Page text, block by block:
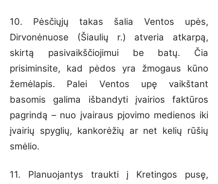
10. Pėsčiųjų takas šalia Ventos upės,
Dirvonėnuose (Šiaulių r.) atveria atkarpą,
skirtą pasivaikščiojimui be batų. Čia
prisiminsite, kad pėdos yra žmogaus kūno
žemėlapis. Palei Ventos upę vaikštant
basomis galima išbandyti įvairios faktūros
pagrindą – nuo įvairaus pjovimo medienos iki
įvairių spyglių, kankorėžių ar net kelių rūšių
smėlio.
11. Planuojantys traukti į Kretingos pusę,